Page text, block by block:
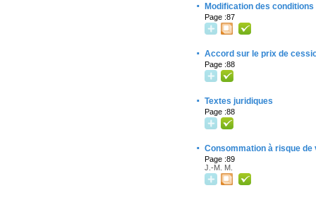
· Modification des
Page :87
· Accord sur le prix de
Page :88
· Textes juridiques
Page :88
· Consommation à risque
Page :89
J.-M. M.